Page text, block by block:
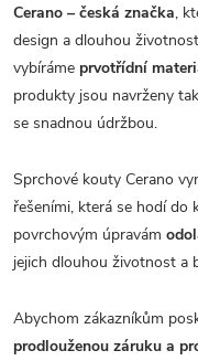
Cerano – česká značka,
design a dlouhou
vybíráme prvotřídní
produkty jsou navrženy
se snadnou údržbou.
Sprchové kouty Cerano
řešeními, která se hodí do
povrchovým úpravám
jejich dlouhou životnost a
Abychom zákazníkům
prodlouženou záruku a